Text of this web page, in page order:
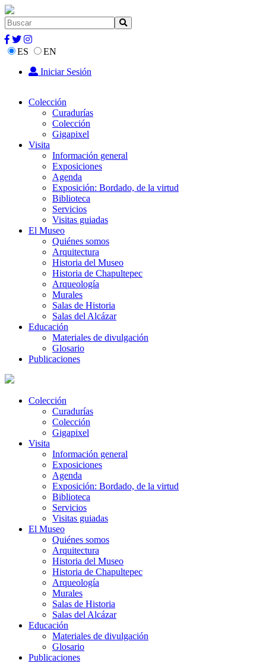
ES
EN
Iniciar Sesión
Colección
Curadurías
Colección
Gigapixel
Visita
Información general
Exposiciones
Agenda
Exposición: Bordado, de la virtud
Biblioteca
Servicios
Visitas guiadas
El Museo
Quiénes somos
Arquitectura
Historia del Museo
Historia de Chapultepec
Arqueología
Murales
Salas de Historia
Salas del Alcázar
Educación
Materiales de divulgación
Glosario
Publicaciones
Colección
Curadurías
Colección
Gigapixel
Visita
Información general
Exposiciones
Agenda
Exposición: Bordado, de la virtud
Biblioteca
Servicios
Visitas guiadas
El Museo
Quiénes somos
Arquitectura
Historia del Museo
Historia de Chapultepec
Arqueología
Murales
Salas de Historia
Salas del Alcázar
Educación
Materiales de divulgación
Glosario
Publicaciones